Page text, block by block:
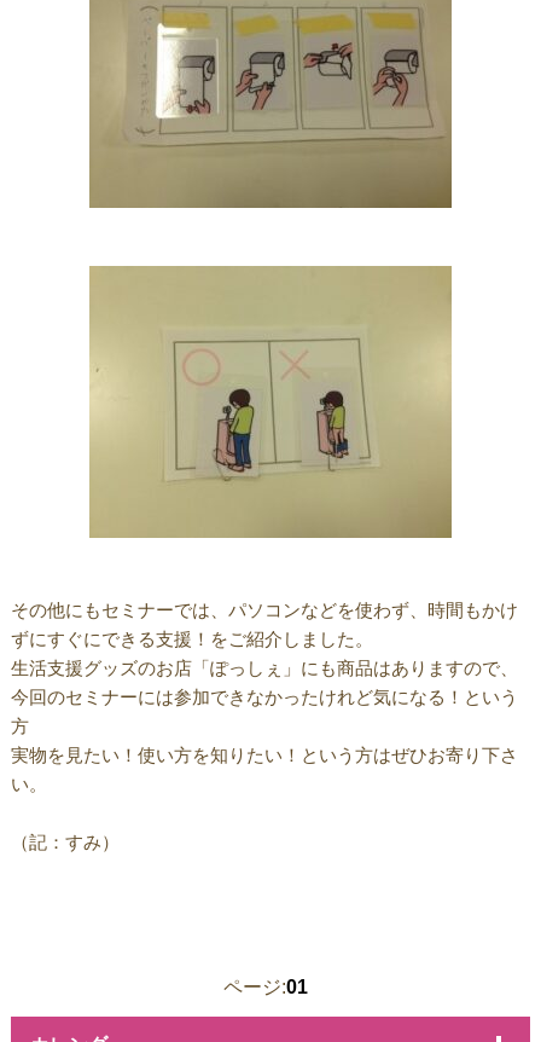
その他にもセミナーでは、パソコンなどを使わず、時間もかけ
ずにすぐにできる支援！をご紹介しました。
生活支援グッズのお店「ぽっしぇ」にも商品はありますので、
今回のセミナーには参加できなかったけれど気になる！という
方
実物を見たい！使い方を知りたい！という方はぜひお寄り下さ
い。
（記：すみ）
ページ:01